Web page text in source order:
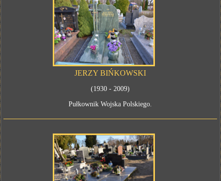
JERZY BIŃKOWSKI
(1930 - 2009)
Pułkownik Wojska Polskiego.